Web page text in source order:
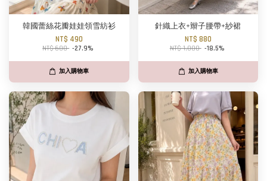
韓國蕾絲花瓣娃娃領雪紡衫
NT$ 490
NT$ 680 -27.9%
加入購物車
針織上衣+辮子腰帶+紗裙
NT$ 880
NT$ 1,080 -18.5%
加入購物車